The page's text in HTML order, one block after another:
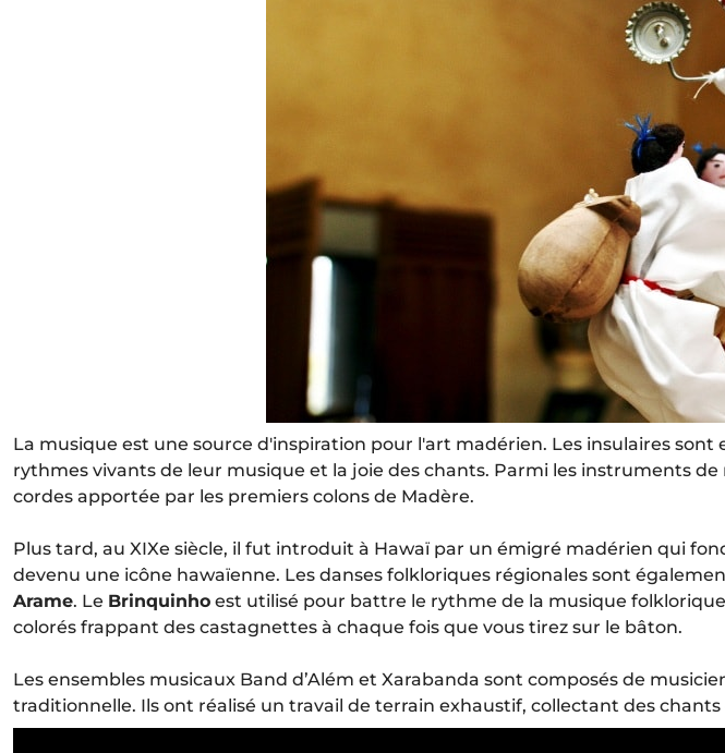
La musique est une source d'inspiration pour l'art madérien. Les insulaires
rythmes vivants de leur musique et la joie des chants. Parmi les instruments de
cordes apportée par les premiers colons de Madère.
Plus tard, au XIXe siècle, il fut introduit à Hawaï par un émigré madérien qui
devenu une icône hawaïenne. Les danses folkloriques régionales sont
Arame. Le Brinquinho est utilisé pour battre le rythme de la musique
colorés frappant des castagnettes à chaque fois que vous tirez sur le bâton.
Les ensembles musicaux Band d’Além et Xarabanda sont composés de
traditionnelle. Ils ont réalisé un travail de terrain exhaustif, collectant des